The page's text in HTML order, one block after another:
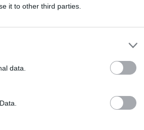
it to other third parties.
data.
un salon local d'une
qui étaient
des dames plus
tant que c'est
ce qui pourrait
lisse. Votre code
détermine le